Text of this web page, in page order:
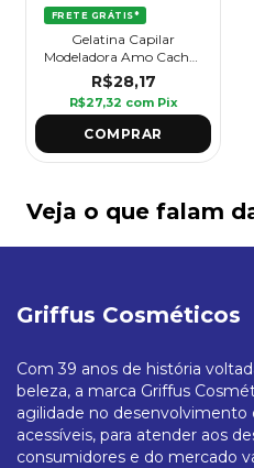
FRETE GRÁTIS*
Gelatina Capilar
Modeladora Amo Cachos
420 g - Griffus
R$28,17
R$27,32 com Pix
Veja o que falam
Griffus Cosméticos
Com 39 anos de história
beleza, a marca Griffus
agilidade no
acessíveis, para atender aos
consumidores e do mercado